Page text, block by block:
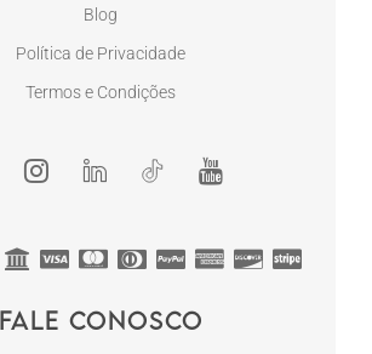
Blog
Política de Privacidade
Termos e Condições
Fale conosco